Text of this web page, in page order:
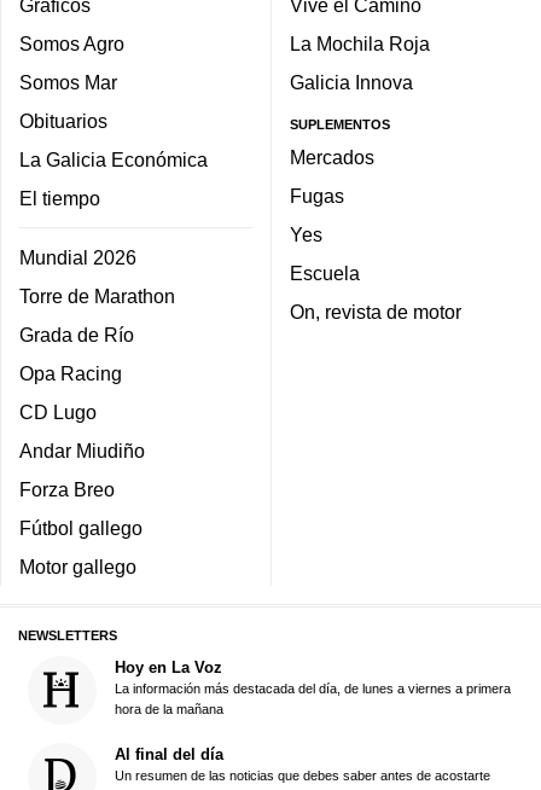
Gráficos
Somos Agro
Somos Mar
Obituarios
La Galicia Económica
El tiempo
Mundial 2026
Torre de Marathon
Grada de Río
Opa Racing
CD Lugo
Andar Miudiño
Forza Breo
Fútbol gallego
Motor gallego
Vive el Camino
La Mochila Roja
Galicia Innova
SUPLEMENTOS
Mercados
Fugas
Yes
Escuela
On, revista de motor
NEWSLETTERS
Hoy en La Voz
La información más destacada del día, de lunes a viernes a primera
hora de la mañana
Al final del día
Un resumen de las noticias que debes saber antes de acostarte